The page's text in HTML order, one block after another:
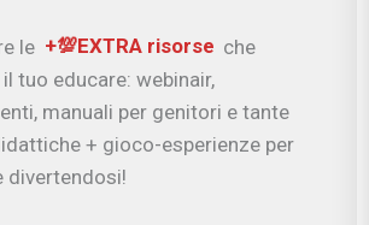
le +💯EXTRA risorse che
tuo educare: webinair,
manuali per genitori e tante
+ gioco-esperienze per
divertendosi!